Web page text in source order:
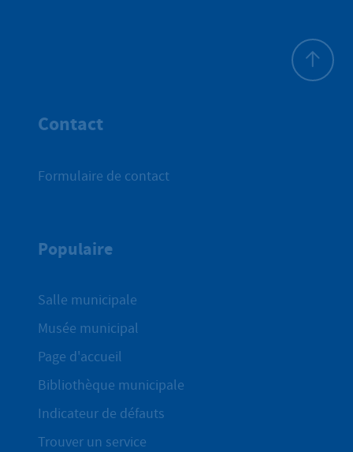
Contact
Formulaire de contact
Populaire
Salle municipale
Musée municipal
Page d'accueil
Bibliothèque municipale
Indicateur de défauts
Trouver un service